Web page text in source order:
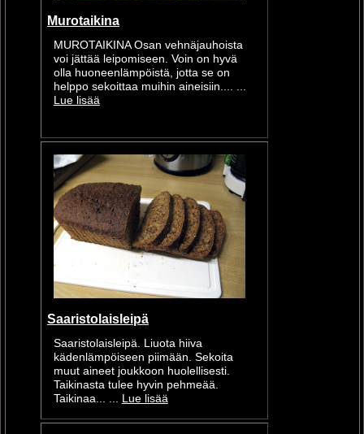
Murotaikina
MUROTAIKINA Osan vehnäjauhoista
voi jättää leipomiseen. Voin on hyvä
olla huoneenlämpöistä, jotta se on
helppo sekoittaa muihin aineisiin.... ...
Lue lisää
Saaristolaisleipä
Saaristolaisleipä. Liuota hiiva
kädenlämpöiseen piimään. Sekoita
muut aineet joukkoon huolellisesti.
Taikinasta tulee hyvin pehmeää.
Taikinaa... ... Lue lisää